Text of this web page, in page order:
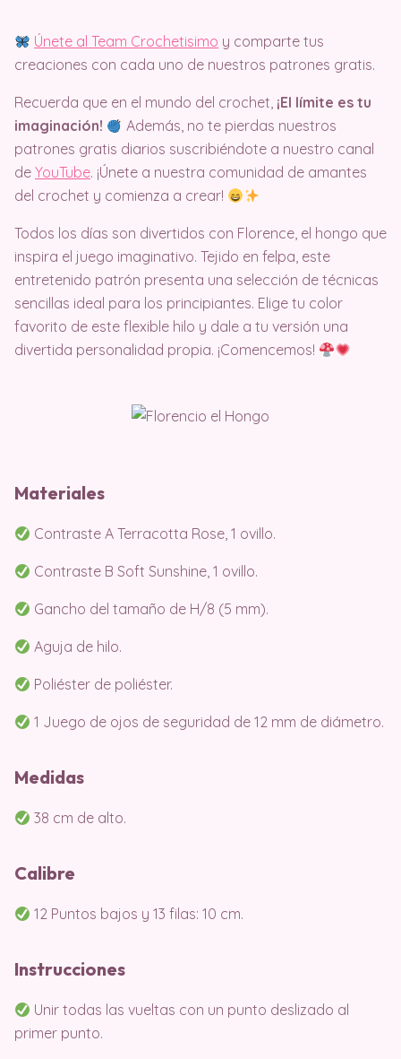
Únete al Team Crochetisimo y comparte tus
creaciones con cada uno de nuestros patrones gratis.
Recuerda que en el mundo del crochet, ¡El límite es tu
imaginación!
Además, no te pierdas nuestros
patrones gratis diarios suscribiéndote a nuestro canal
de YouTube. ¡Únete a nuestra comunidad de amantes
del crochet y comienza a crear!
Todos los días son divertidos con Florence, el hongo que
inspira el juego imaginativo. Tejido en felpa, este
entretenido patrón presenta una selección de técnicas
sencillas ideal para los principiantes. Elige tu color
favorito de este flexible hilo y dale a tu versión una
divertida personalidad propia. ¡Comencemos!
Materiales
Contraste A Terracotta Rose, 1 ovillo.
Contraste B Soft Sunshine, 1 ovillo.
Gancho del tamaño de H/8 (5 mm).
Aguja de hilo.
Poliéster de poliéster.
1 Juego de ojos de seguridad de 12 mm de diámetro.
Medidas
38 cm de alto.
Calibre
12 Puntos bajos y 13 filas: 10 cm.
Instrucciones
Unir todas las vueltas con un punto deslizado al
primer punto.